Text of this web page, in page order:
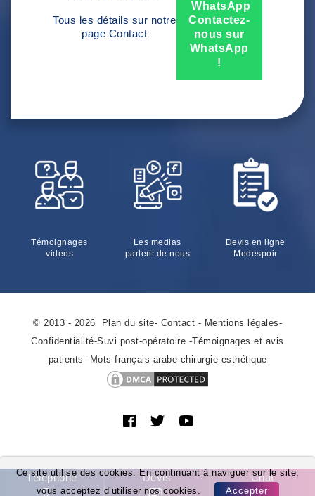
Tous les détails sur notre
page Contact
Contactez-
nous sur
WhatsApp
!
Témoignages
videos
Les medias
parlent de nous
Devis en ligne
Medespoir
© 2013 - 2026 Plan du site- Contact - Mentions légales-
Confidentialité-Suvi post-opératoire -Témoignages et avis
patients- Mots français-arabe chirurgie esthétique
Téléphone Devis Chat
Ce site utilise des cookies. En continuant à naviguer sur le site,
vous acceptez d’utiliser nos cookies.
Accepter